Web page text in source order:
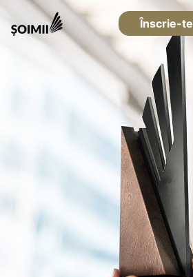
Înscrie-te